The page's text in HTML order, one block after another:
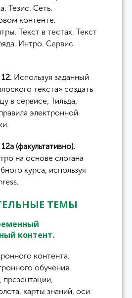
Тезис. Сеть.
контенте.
Текст в тестах. Текст
Интро. Сервис
Используя заданный
текста» создать
в сервисе, Тильда,
электронной
(факультативно).
на основе слогана
курса, используя
ТЕМЫ
контент.
контента.
обучения.
презентации,
карты знаний, оси